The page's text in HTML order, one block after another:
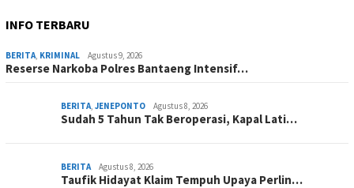
INFO TERBARU
BERITA, KRIMINAL Agustus 9, 2026
Reserse Narkoba Polres Bantaeng Intensif…
BERITA, JENEPONTO Agustus 8, 2026
Sudah 5 Tahun Tak Beroperasi, Kapal Lati…
BERITA Agustus 8, 2026
Taufik Hidayat Klaim Tempuh Upaya Perlin…